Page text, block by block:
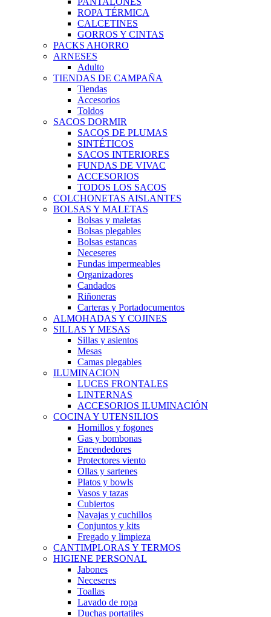
ROPA TÉRMICA
CALCETINES
GORROS Y CINTAS
PACKS AHORRO
ARNESES
Adulto
TIENDAS DE CAMPAÑA
Tiendas
Accesorios
Toldos
SACOS DORMIR
SACOS DE PLUMAS
SINTÉTICOS
SACOS INTERIORES
FUNDAS DE VIVAC
ACCESORIOS
TODOS LOS SACOS
COLCHONETAS AISLANTES
BOLSAS Y MALETAS
Bolsas y maletas
Bolsas plegables
Bolsas estancas
Neceseres
Fundas impermeables
Organizadores
Candados
Riñoneras
Carteras y Portadocumentos
ALMOHADAS Y COJINES
SILLAS Y MESAS
Sillas y asientos
Mesas
Camas plegables
ILUMINACION
LUCES FRONTALES
LINTERNAS
ACCESORIOS ILUMINACIÓN
COCINA Y UTENSILIOS
Hornillos y fogones
Gas y bombonas
Encendedores
Protectores viento
Ollas y sartenes
Platos y bowls
Vasos y tazas
Cubiertos
Navajas y cuchillos
Conjuntos y kits
Fregado y limpieza
CANTIMPLORAS Y TERMOS
HIGIENE PERSONAL
Jabones
Neceseres
Toallas
Lavado de ropa
Duchas portatiles